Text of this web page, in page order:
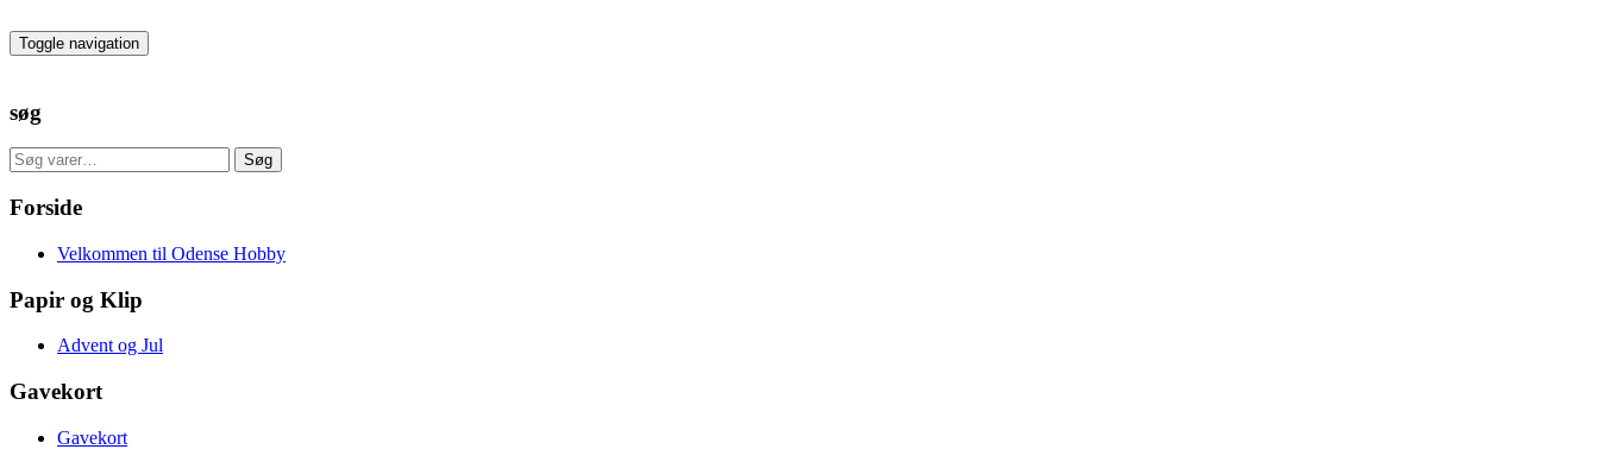
to
the
Toggle navigation
søg
Søg
efter:
Søg
Forside
Velkommen til Odense Hobby
Papir og Klip
Advent og Jul
Gavekort
Gavekort